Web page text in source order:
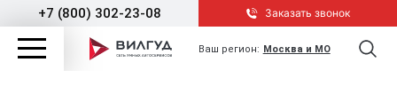
+7 (800) 302-23-08 Заказать звонок
Ваш регион: Москва и МО